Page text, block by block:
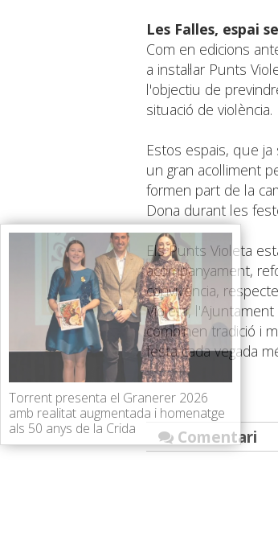
Les Falles, espai
Com en edicions
a instal·lar Punts
l'objectiu de
situació de violència.
Estos espais, que
un gran acolliment
formen part de la
Dona durant les
Els Punts Violeta
acompanyament,
convivència,
Violeta,
combinen tradició i
festa cada vegada
Comentari
Torrent presenta el Granerer 2026
amb realitat augmentada i homenatge
als 50 anys de la Crida